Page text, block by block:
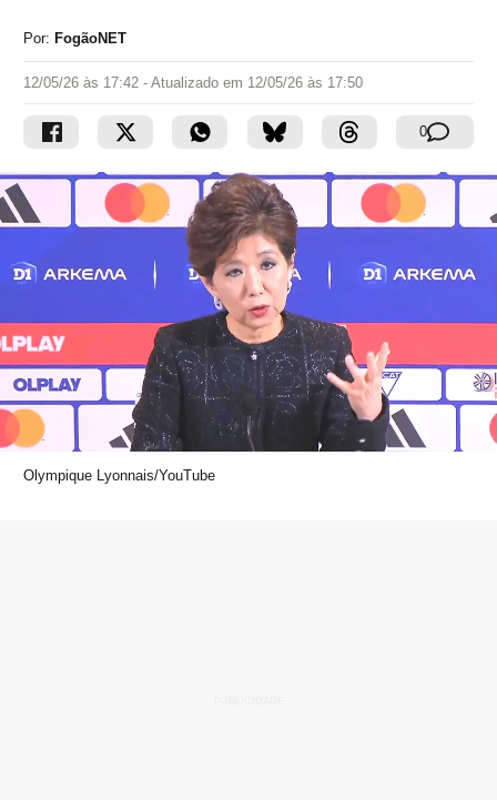
Por: FogãoNET
12/05/26 às 17:42 - Atualizado em 12/05/26 às 17:50
0
Olympique Lyonnais/YouTube